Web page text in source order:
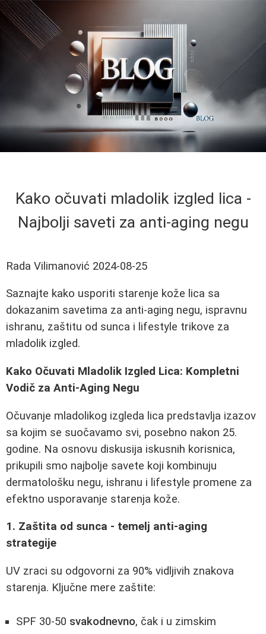
Kako očuvati mladolik izgled lica -
Najbolji saveti za anti-aging negu
Rada Vilimanović 2024-08-25
Saznajte kako usporiti starenje kože lica sa
dokazanim savetima za anti-aging negu, ispravnu
ishranu, zaštitu od sunca i lifestyle trikove za
mladolik izgled.
Kako Očuvati Mladolik Izgled Lica: Kompletni
Vodič za Anti-Aging Negu
Očuvanje mladolikog izgleda lica predstavlja izazov
sa kojim se suočavamo svi, posebno nakon 25.
godine. Na osnovu diskusija iskusnih korisnica,
prikupili smo najbolje savete koji kombinuju
dermatološku negu, ishranu i lifestyle promene za
efektno usporavanje starenja kože.
1. Zaštita od sunca - temelj anti-aging
strategije
UV zraci su odgovorni za 90% vidljivih znakova
starenja. Ključne mere zaštite:
SPF 30-50 svakodnevno, čak i u zimskim